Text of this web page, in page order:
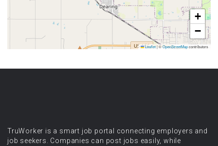
+
−
Leaflet|©OpenStreetMapcontributors
TruWorker is a smart job portal connecting employers and
job seekers. Companies can post jobs easily, while